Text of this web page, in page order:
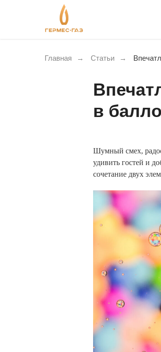
Главная → Статьи →
в
Шумный смех,
удивить гостей и
сочетание двух